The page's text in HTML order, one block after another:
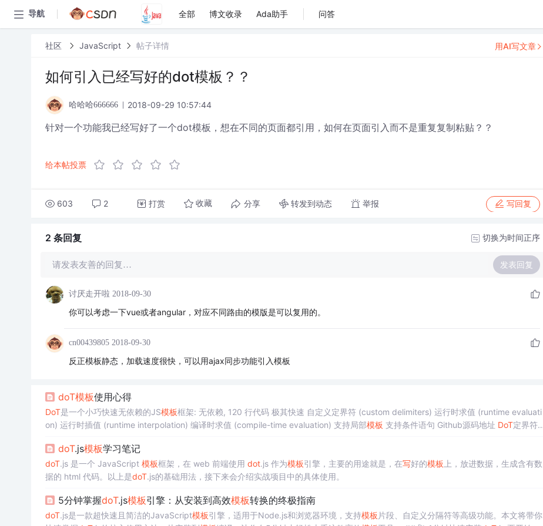
导航 全部 博文收录 Ada助手 问答
社区 JavaScript 帖子详情
如何引入已经写好的dot模板？？
哈哈哈666666 2018-09-29 10:57:44
针对一个功能我已经写好了一个dot模板，想在不同的页面都引用，如何在页面引入而不是重复复制粘贴？？
给本帖投票
603 2 打赏 收藏 分享 转发到动态 举报 写回复
用AI写文章
2 条回复 切换为时间正序
请发表友善的回复… 发表回复
讨厌走开啦 2018-09-30
你可以考虑一下vue或者angular，对应不同路由的模版是可以复用的。
cn00439805 2018-09-30
反正模板静态，加载速度很快，可以用ajax同步功能引入模板
doT模板使用心得
DoT是一个小巧快速无依赖的JS模板框架: 无依赖, 120 行代码 极其快速 自定义定界符 (custom delimiters) 运行时求值 (runtime evaluati
on) 运行时插值 (runtime interpolation) 编译时求值 (compile-time evaluation) 支持局部模板 支持条件语句 Github源码地址 DoT定界符
doT.js模板学习笔记
doT.js 是一个 JavaScript 模板框架，在 web 前端使用 dot.js 作为模板引擎，主要的用途就是，在写好的模板 上，放进数据，生成含有数
据的 html 代码。以上是doT.js的基础用法，接下来会介绍实战项目中的具体使用。
5分钟掌握doT.js模板引擎：从安装到高效模板转换的终极指南
doT.js是一款超快速且简洁的JavaScript模板引擎，适用于Node.js和浏览器环境，支持模板 片段、自定义分隔符等高级功能。本文将带你